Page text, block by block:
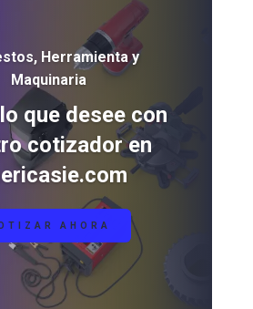
Herramienta y
Maquinaria
que desee con
cotizador en
AHORA